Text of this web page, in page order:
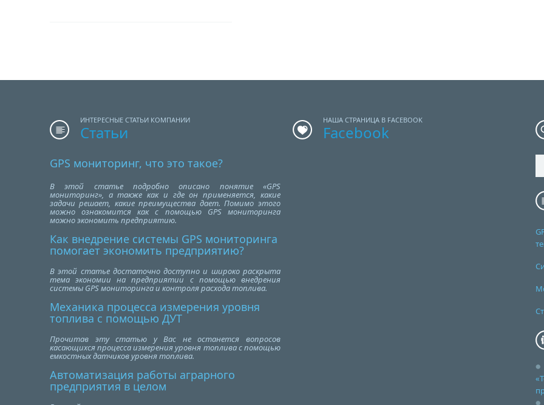
ИНТЕРЕСНЫЕ СТАТЬИ КОМПАНИИ
Статьи
GPS мониторинг, что это такое?
В этой статье подробно описано понятие «GPS
мониторинг», а также как и где он применяется, какие
задачи решает, какие преимущества дает. Помимо этого
можно ознакомится как с помощью GPS мониторинга
можно экономить предприятию.
Как внедрение системы GPS мониторинга
помогает экономить предприятию?
В этой статье достаточно доступно и широко раскрыта
тема экономии на предприятии с помощью внедрения
системы GPS мониторинга и контроля расхода топлива.
Механика процесса измерения уровня
топлива с помощью ДУТ
Прочитав эту статью у Вас не останется вопросов
касающихся процесса измерения уровня топлива с помощью
емкостных датчиков уровня топлива.
Автоматизация работы аграрного
предприятия в целом
НАША СТРАНИЦА В FACEBOOK
Facebook